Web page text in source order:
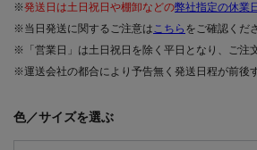
※発送日は土日祝日や棚卸などの弊社指定の休業日
※当日発送に関するご注意はこちら をご確認くだ
※「営業日」は土日祝日を除く平日となり、ご注
※運送会社の都合により予告無く発送日程が前後
色／サイズを選ぶ